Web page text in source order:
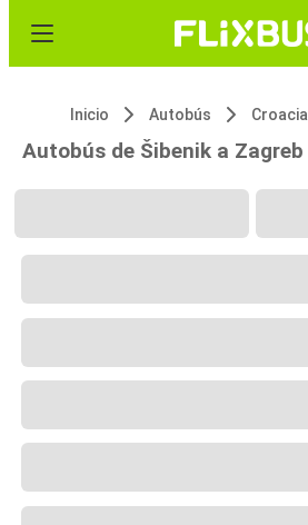
Inicio Autobús Croacia
Autobús de Šibenik a Zagreb